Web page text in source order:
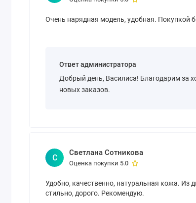
Очень нарядная модель, удобная. Покупкой
Ответ администратора
Добрый день, Василиса! Благодарим за
новых заказов.
С
Светлана Сотникова
Оценка покупки 5.0
Удобно, качественно, натуральная кожа. Из
стильно, дорого. Рекомендую.